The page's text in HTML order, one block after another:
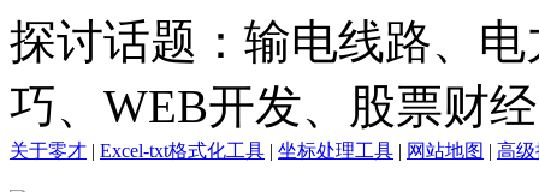
探讨话题：输电线路、
巧、WEB开发、股票财
关于零才 | Excel-txt格式化工具 | 坐标处理工具 | 网站地图 | 高